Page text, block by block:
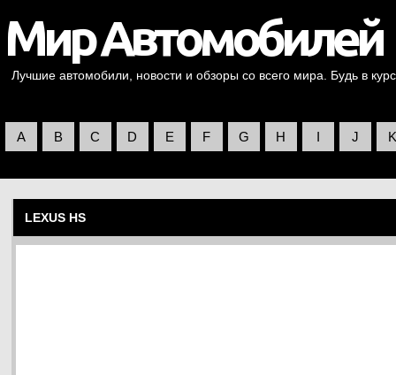
Лучшие автомобили, новости и обзоры со всего мира. Будь в
A B C D E F G H I J K
LEXUS HS